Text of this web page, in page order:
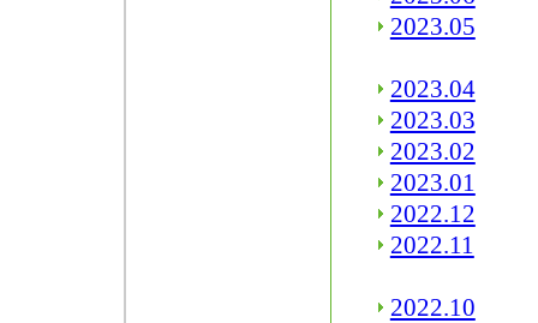
2023.05
2023.04
2023.03
2023.02
2023.01
2022.12
2022.11
2022.10